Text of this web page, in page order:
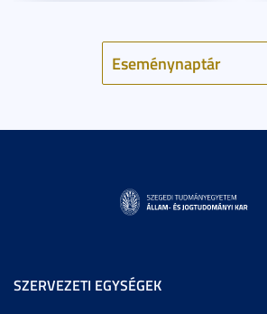
Eseménynaptár
SZERVEZETI EGYSÉGEK